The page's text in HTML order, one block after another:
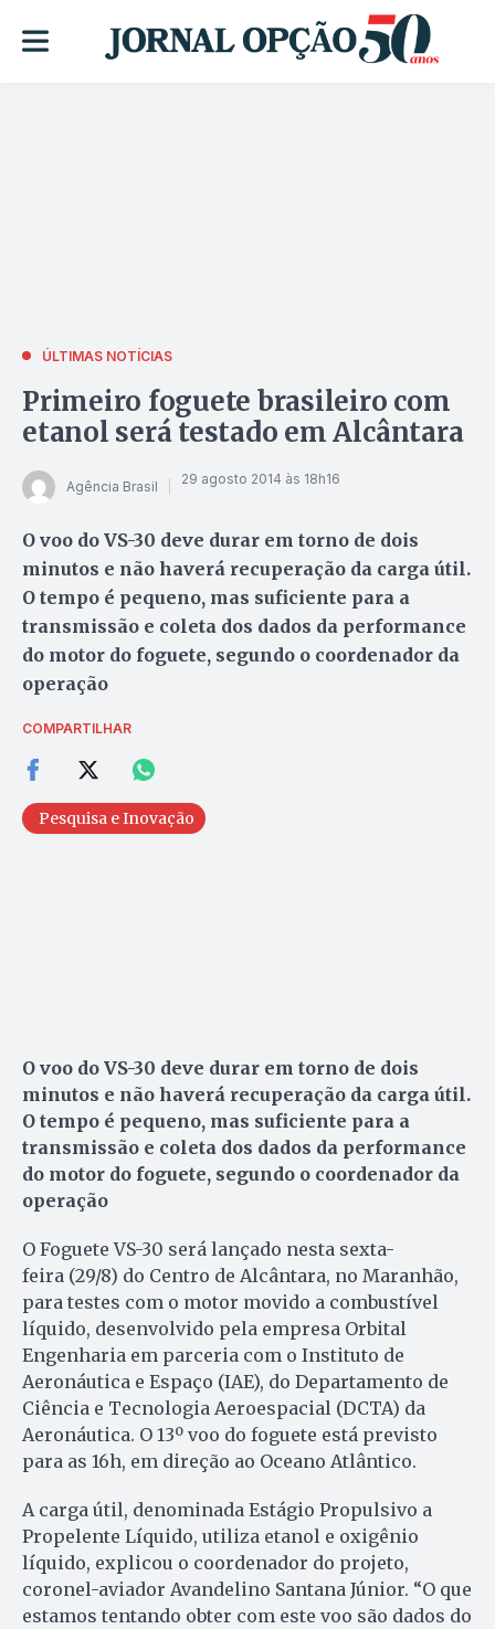
ÚLTIMAS NOTÍCIAS
Primeiro foguete brasileiro com
etanol será testado em Alcântara
Agência Brasil 29 agosto 2014 às 18h16
O voo do VS-30 deve durar em torno de dois
minutos e não haverá recuperação da carga útil.
O tempo é pequeno, mas suficiente para a
transmissão e coleta dos dados da performance
do motor do foguete, segundo o coordenador da
operação
COMPARTILHAR
Pesquisa e Inovação
O voo do VS-30 deve durar em torno de dois
minutos e não haverá recuperação da carga útil.
O tempo é pequeno, mas suficiente para a
transmissão e coleta dos dados da performance
do motor do foguete, segundo o coordenador da
operação
O Foguete VS-30 será lançado nesta sexta-
feira (29/8) do Centro de Alcântara, no Maranhão,
para testes com o motor movido a combustível
líquido, desenvolvido pela empresa Orbital
Engenharia em parceria com o Instituto de
Aeronáutica e Espaço (IAE), do Departamento de
Ciência e Tecnologia Aeroespacial (DCTA) da
Aeronáutica. O 13º voo do foguete está previsto
para as 16h, em direção ao Oceano Atlântico.
A carga útil, denominada Estágio Propulsivo a
Propelente Líquido, utiliza etanol e oxigênio
líquido, explicou o coordenador do projeto,
coronel-aviador Avandelino Santana Júnior. “O que
estamos tentando obter com este voo são dados do